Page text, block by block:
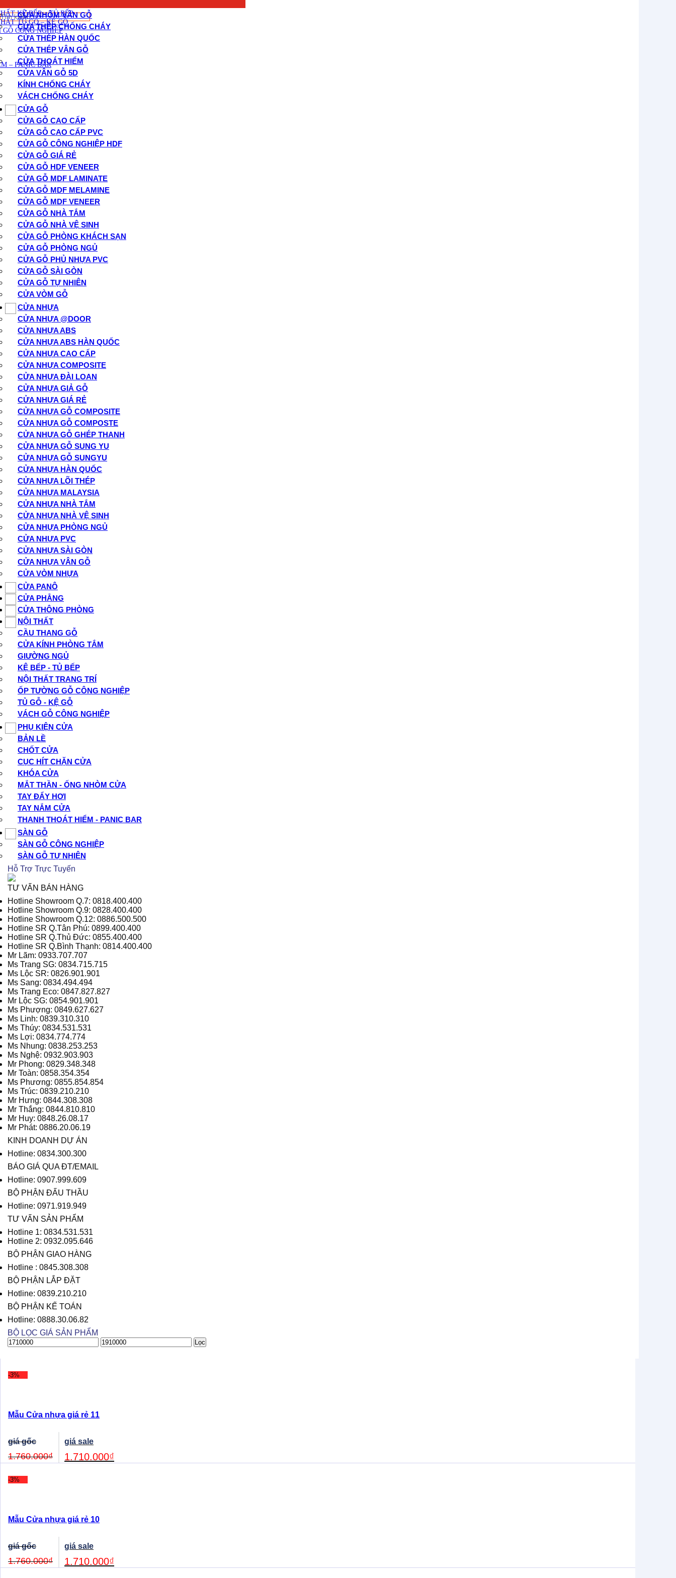
KỆ BẾP – TỦ BẾP
TỦ GỖ – KỆ GỖ
GỖ CÔNG NGHIỆP
– PANIC BAR
Tìm
kiếm:
CỬA NHÔM VÂN GỖ
CỬA THÉP CHỐNG CHÁY
CỬA THÉP HÀN QUỐC
CỬA THÉP VÂN GỖ
CỬA THOÁT HIỂM
CỬA VÂN GỖ 5D
KÍNH CHỐNG CHÁY
VÁCH CHỐNG CHÁY
CỬA GỖ
CỬA GỖ CAO CẤP
CỬA GỖ CAO CẤP PVC
CỬA GỖ CÔNG NGHIỆP HDF
CỬA GỖ GIÁ RẺ
CỬA GỖ HDF VENEER
CỬA GỖ MDF LAMINATE
CỬA GỖ MDF MELAMINE
CỬA GỖ MDF VENEER
CỬA GỖ NHÀ TẮM
CỬA GỖ NHÀ VỆ SINH
CỬA GỖ PHÒNG KHÁCH SẠN
CỬA GỖ PHÒNG NGỦ
CỬA GỖ PHỦ NHỰA PVC
CỬA GỖ SÀI GÒN
CỬA GỖ TỰ NHIÊN
CỬA VÒM GỖ
CỬA NHỰA
CỬA NHỰA @DOOR
CỬA NHỰA ABS
CỬA NHỰA ABS HÀN QUỐC
CỬA NHỰA CAO CẤP
CỬA NHỰA COMPOSITE
CỬA NHỰA ĐÀI LOAN
CỬA NHỰA GIẢ GỖ
CỬA NHỰA GIÁ RẺ
CỬA NHỰA GỖ COMPOSITE
CỬA NHỰA GỖ COMPOSTE
CỬA NHỰA GỖ GHÉP THANH
CỬA NHỰA GỖ SUNG YU
CỬA NHỰA GỖ SUNGYU
CỬA NHỰA HÀN QUỐC
CỬA NHỰA LÕI THÉP
CỬA NHỰA MALAYSIA
CỬA NHỰA NHÀ TẮM
CỬA NHỰA NHÀ VỆ SINH
CỬA NHỰA PHÒNG NGỦ
CỬA NHỰA PVC
CỬA NHỰA SÀI GÒN
CỬA NHỰA VÂN GỖ
CỬA VÒM NHỰA
CỬA PANÔ
CỬA PHẲNG
CỬA THÔNG PHÒNG
NỘI THẤT
CẦU THANG GỖ
CỬA KÍNH PHÒNG TẮM
GIƯỜNG NGỦ
KỆ BẾP - TỦ BẾP
NỘI THẤT TRANG TRÍ
ỐP TƯỜNG GỖ CÔNG NGHIỆP
TỦ GỖ - KỆ GỖ
VÁCH GỖ CÔNG NGHIỆP
PHỤ KIỆN CỬA
BẢN LỀ
CHỐT CỬA
CỤC HÍT CHẶN CỬA
KHÓA CỬA
MẮT THẦN - ỐNG NHÒM CỬA
TAY ĐẨY HƠI
TAY NẮM CỬA
THANH THOÁT HIỂM - PANIC BAR
SÀN GỖ
SÀN GỖ CÔNG NGHIỆP
SÀN GỖ TỰ NHIÊN
Hỗ Trợ Trực Tuyến
TƯ VẤN BÁN HÀNG
Hotline Showroom Q.7: 0818.400.400
Hotline Showroom Q.9: 0828.400.400
Hotline Showroom Q.12: 0886.500.500
Hotline SR Q.Tân Phú: 0899.400.400
Hotline SR Q.Thủ Đức: 0855.400.400
Hotline SR Q.Bình Thạnh: 0814.400.400
Mr Lãm: 0933.707.707
Ms Trang SG: 0834.715.715
Ms Lộc SR: 0826.901.901
Ms Sang: 0834.494.494
Ms Trang Eco: 0847.827.827
Mr Lộc SG: 0854.901.901
Ms Phượng: 0849.627.627
Ms Linh: 0839.310.310
Ms Thúy: 0834.531.531
Ms Lợi: 0834.774.774
Ms Nhung: 0838.253.253
Ms Nghệ: 0932.903.903
Mr Phong: 0829.348.348
Mr Toàn: 0858.354.354
Ms Phương: 0855.854.854
Ms Trúc: 0839.210.210
Mr Hưng: 0844.308.308
Mr Thắng: 0844.810.810
Mr Huy: 0848.26.08.17
Mr Phát: 0886.20.06.19
KINH DOANH DỰ ÁN
Hotline: 0834.300.300
BÁO GIÁ QUA ĐT/EMAIL
Hotline: 0907.999.609
BỘ PHẬN ĐẤU THẦU
Hotline: 0971.919.949
TƯ VẤN SẢN PHẨM
Hotline 1: 0834.531.531
Hotline 2: 0932.095.646
BỘ PHẬN GIAO HÀNG
Hotline : 0845.308.308
BỘ PHẬN LẮP ĐẶT
Hotline: 0839.210.210
BỘ PHẬN KẾ TOÁN
Hotline: 0888.30.06.82
BỘ LỌC GIÁ SẢN PHẨM
Giá
Giá
Lọc
-3%
Mẫu Cửa nhựa giá rẻ 11
1.760.000₫
was:
1.760.000₫.
1.710.000₫
is:
1.710.000₫.
-3%
Mẫu Cửa nhựa giá rẻ 10
1.760.000₫
was:
1.760.000₫.
1.710.000₫
is:
1.710.000₫.